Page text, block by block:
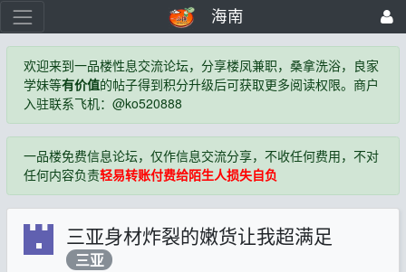
海南
欢迎来到一品楼性息交流论坛，分享楼凤兼职，桑拿洗浴，良家
学妹等有价值的帖子得到积分升级后可获取更多阅读权限。商户
入驻联系飞机：@ko520888
一品楼免费信息论坛，仅作信息交流分享，不收任何费用，不对
任何内容负责轻易转账付费给陌生人损失自负
三亚身材炸裂的嫩货让我超满足
三亚